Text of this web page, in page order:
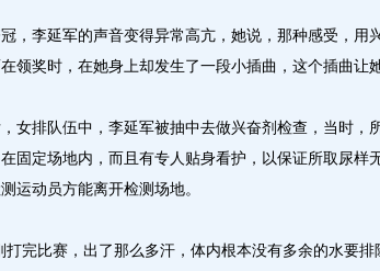
李延军的声音变得异常高亢，她说，那种感受，用
领奖时，在她身上却发生了一段小插曲，这个插曲让
排队伍中，李延军被抽中去做兴奋剂检查，当时，
固定场地内，而且有专人贴身看护，以保证所取尿样
运动员方能离开检测场地。
完比赛，出了那么多汗，体内根本没有多余的水要排